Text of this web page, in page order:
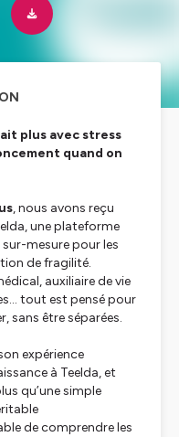
plus avec stress
quand on
, nous avons reçu
une plateforme
mesure pour les
de fragilité.
auxiliaire de vie
tout est pensé pour
sans être séparées.
expérience
à Teelda, et
qu’une simple
de comprendre les